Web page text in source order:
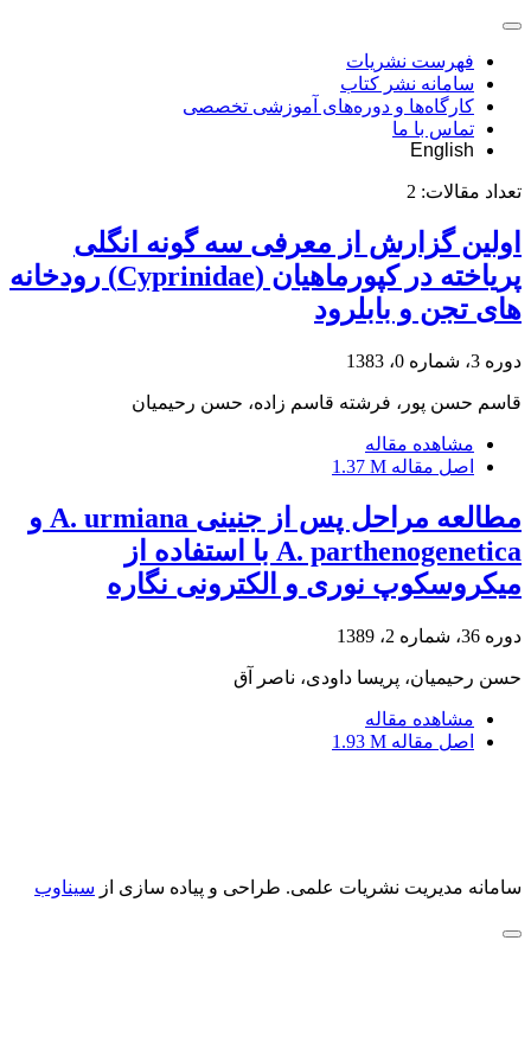
فهرست نشریات
سامانه نشر کتاب
کارگاه‌ها و دوره‌های آموزشی تخصصی
تماس با ما
English
تعداد مقالات: 2
اولین گزارش از معرفی سه گونه انگلی
پریاخته در کپورماهیان (Cyprinidae) رودخانه
های تجن و بابلرود
دوره 3، شماره 0، 1383
قاسم حسن پور، فرشته قاسم زاده، حسن رحیمیان
مشاهده مقاله
اصل مقاله 1.37 M
مطالعه مراحل پس از جنینی A. urmiana و
A. parthenogenetica با استفاده از
میکروسکوپ نوری و الکترونی نگاره
دوره 36، شماره 2، 1389
حسن رحیمیان، پریسا داودی، ناصر آق
مشاهده مقاله
اصل مقاله 1.93 M
سامانه مدیریت نشریات علمی. طراحی و پیاده سازی از سیناوب